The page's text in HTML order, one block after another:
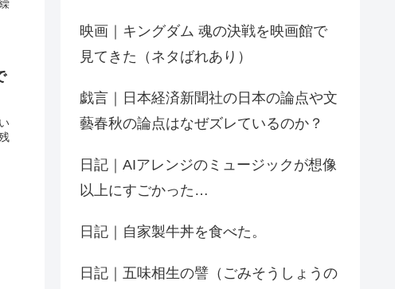
映画｜キングダム 魂の決戦を映画館で
見てきた（ネタばれあり）
戯言｜日本経済新聞社の日本の論点や文
藝春秋の論点はなぜズレているのか？
日記｜AIアレンジのミュージックが想像
以上にすごかった…
日記｜自家製牛丼を食べた。
日記｜五味相生の譬（ごみそうしょうの